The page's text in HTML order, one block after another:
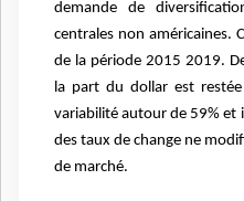
demande de
centrales non américaines.
de la période 2015 2019.
la part du dollar est
variabilité autour de 59% et
des taux de change ne
de marché.